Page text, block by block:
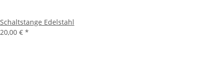
Schaltstange Edelstahl
20,00 € *